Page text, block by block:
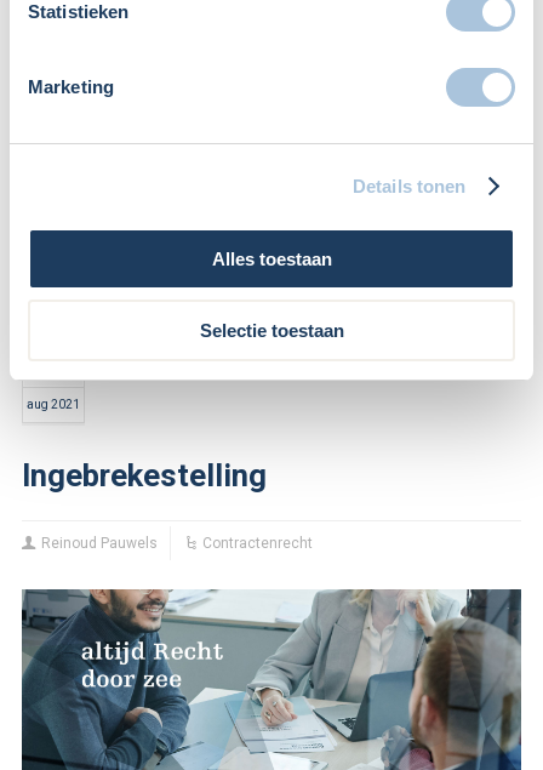
Statistieken
Marketing
Details tonen
Alles toestaan
Selectie toestaan
aug 2021
Ingebrekestelling
Reinoud Pauwels Contractenrecht